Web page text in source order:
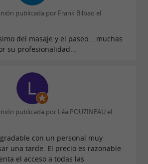
publicada por Frank Bilbao el
del masaje y el paseo... muchas
su profesionalidad...
publicada por Léa POUZINEAU el
con un personal muy
una tarde. El precio es razonable
el acceso a todas las